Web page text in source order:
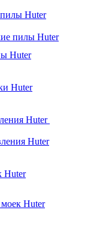
Huter
пилы Huter
Huter
Huter
Huter
Huter
Huter
Huter